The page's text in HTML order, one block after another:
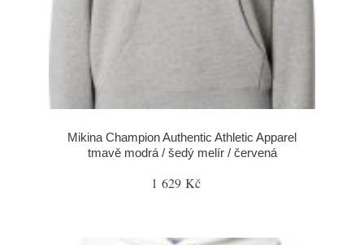
Mikina Champion Authentic Athletic Apparel
tmavě modrá / šedý melír / červená
1 629 Kč